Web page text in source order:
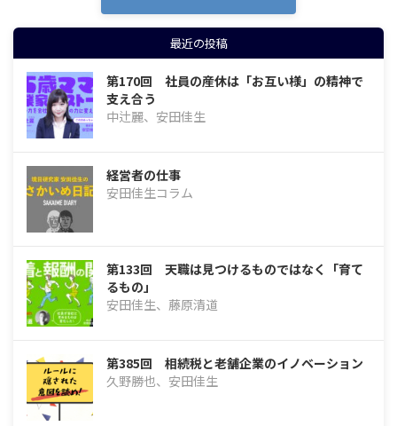
最近の投稿
第170回 社員の産休は「お互い様」の精神で
支え合う
中辻麗、安田佳生
経営者の仕事
安田佳生コラム
第133回 天職は見つけるものではなく「育て
るもの」
安田佳生、藤原清道
第385回 相続税と老舗企業のイノベーション
久野勝也、安田佳生